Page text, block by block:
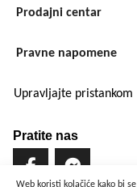
Web koristi kolačiće kako bi
Prodajni centar
Pravne napomene
Upravljajte pristankom
Pratite nas